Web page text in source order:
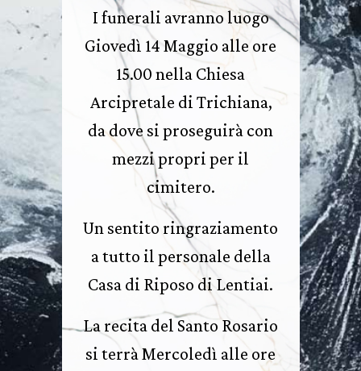
I funerali avranno luogo
Giovedì 14 Maggio alle ore
15.00 nella Chiesa
Arcipretale di Trichiana,
da dove si proseguirà con
mezzi propri per il
cimitero.
Un sentito ringraziamento
a tutto il personale della
Casa di Riposo di Lentiai.
La recita del Santo Rosario
si terrà Mercoledì alle ore